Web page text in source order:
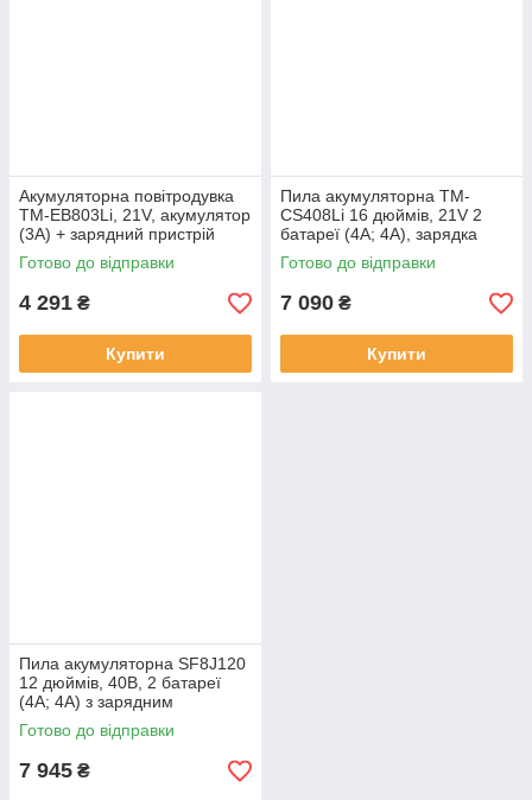
Акумуляторна повітродувка
TM-EB803Li, 21V, акумулятор
(3A) + зарядний пристрій
AMG, MC-A-145757
Готово до відправки
4 291 ₴
Купити
Пила акумуляторна TM-
CS408Li 16 дюймів, 21V 2
батареї (4A; 4A), зарядка
AMG, MC-A-145771
Готово до відправки
7 090 ₴
Купити
Пила акумуляторна SF8J120
12 дюймів, 40В, 2 батареї
(4А; 4А) з зарядним
пристроєм AMG, MC-A-
145778
Готово до відправки
7 945 ₴